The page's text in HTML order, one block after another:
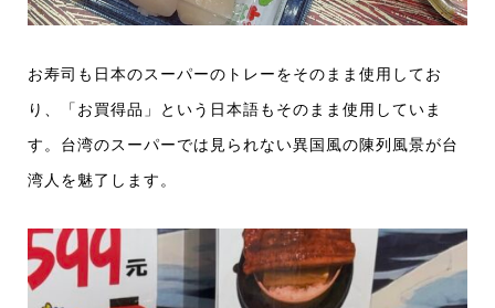
お寿司も日本のスーパーのトレーをそのまま使用してお
り、「お買得品」という日本語もそのまま使用していま
す。台湾のスーパーでは見られない異国風の陳列風景が台
湾人を魅了します。